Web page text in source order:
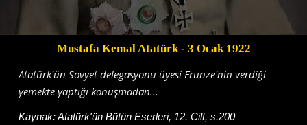
Mustafa Kemal Atatürk- 3 Ocak 1922
Atatürk'ün Sovyet delegasyonu üyesi Frunze'nin verdiği
yemekte yaptığı konuşmadan...
Kaynak:Atatürk'ün Bütün Eserleri, 12. Cilt, s.200